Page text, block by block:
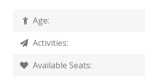
Age:
Activities:
Available Seats: